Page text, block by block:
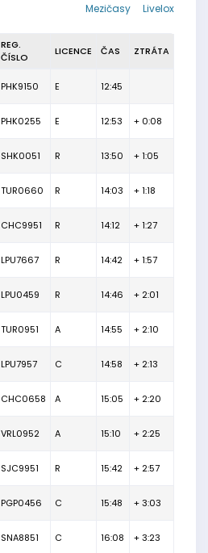
Livelox
Mezičasy
REG.
ČÍSLO
LICENCE ČAS ZTRÁTA
PHK9150 E 12:45
PHK0255 E 12:53 + 0:08
SHK0051 R 13:50 + 1:05
TUR0660 R 14:03 + 1:18
CHC9951 R 14:12 + 1:27
LPU7667 R 14:42 + 1:57
LPU0459 R 14:46 + 2:01
TUR0951 A 14:55 + 2:10
LPU7957 C 14:58 + 2:13
CHC0658 A 15:05 + 2:20
VRL0952 A 15:10 + 2:25
SJC9951 R 15:42 + 2:57
PGP0456 C 15:48 + 3:03
SNA8851 C 16:08 + 3:23